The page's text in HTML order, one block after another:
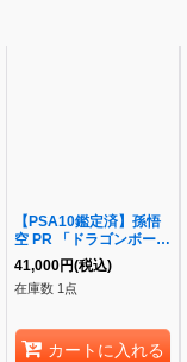
【PSA10鑑定済】孫悟
空 PR 「ドラゴンボール
ゲンキダマツリ 来場記
念品」)《-》{SDVP-
024}
41,000円(税込)
在庫数 1点
カートに入れる